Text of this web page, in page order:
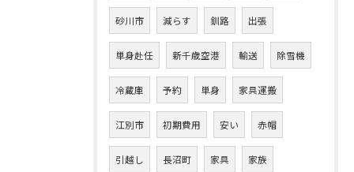
砂川市 減らす 釧路 出張
単身赴任 新千歳空港 輸送 除雪機
冷蔵庫 予約 単身 家具運搬
江別市 初期費用 安い 赤帽
引越し 長沼町 家具 家族